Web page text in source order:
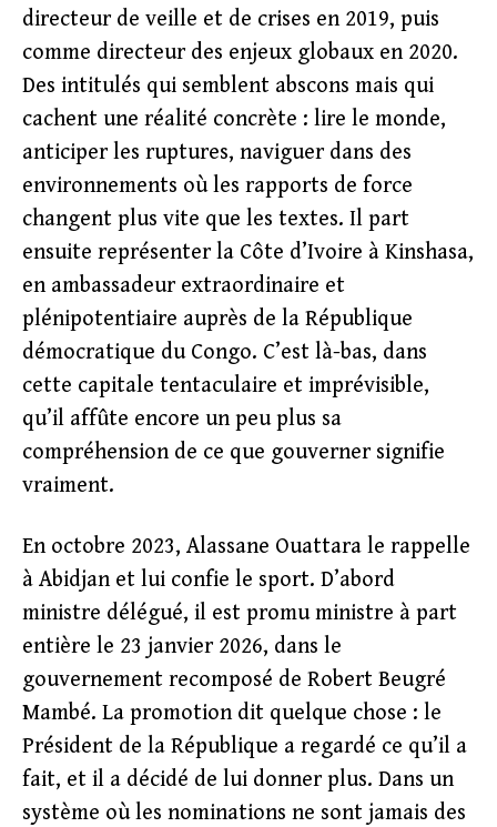
directeur de veille et de crises en 2019, puis
comme directeur des enjeux globaux en 2020.
Des intitulés qui semblent abscons mais qui
cachent une réalité concrète : lire le monde,
anticiper les ruptures, naviguer dans des
environnements où les rapports de force
changent plus vite que les textes. Il part
ensuite représenter la Côte d’Ivoire à Kinshasa,
en ambassadeur extraordinaire et
plénipotentiaire auprès de la République
démocratique du Congo. C’est là-bas, dans
cette capitale tentaculaire et imprévisible,
qu’il affûte encore un peu plus sa
compréhension de ce que gouverner signifie
vraiment.
En octobre 2023, Alassane Ouattara le rappelle
à Abidjan et lui confie le sport. D’abord
ministre délégué, il est promu ministre à part
entière le 23 janvier 2026, dans le
gouvernement recomposé de Robert Beugré
Mambé. La promotion dit quelque chose : le
Président de la République a regardé ce qu’il a
fait, et il a décidé de lui donner plus. Dans un
système où les nominations ne sont jamais des